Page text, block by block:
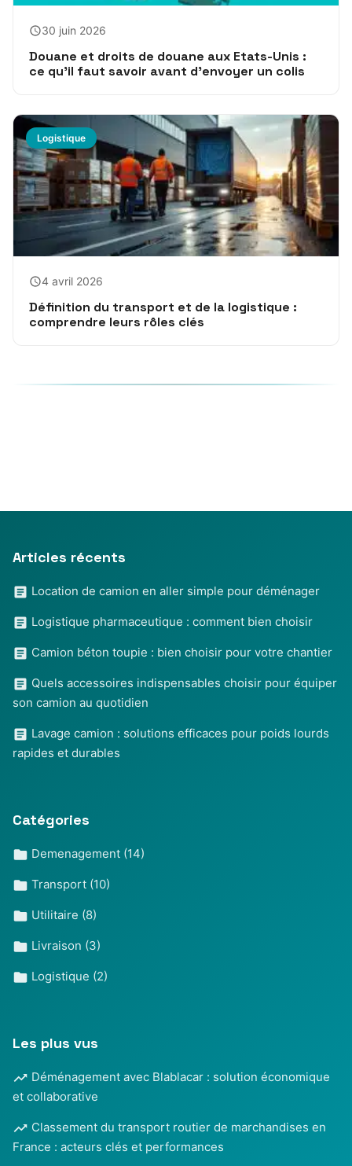
30 juin 2026
Douane et droits de douane aux Etats-Unis :
ce qu’il faut savoir avant d’envoyer un colis
Logistique
4 avril 2026
Définition du transport et de la logistique :
comprendre leurs rôles clés
Articles récents
Location de camion en aller simple pour déménager
Logistique pharmaceutique : comment bien choisir
Camion béton toupie : bien choisir pour votre chantier
Quels accessoires indispensables choisir pour équiper
son camion au quotidien
Lavage camion : solutions efficaces pour poids lourds
rapides et durables
Catégories
Demenagement (14)
Transport (10)
Utilitaire (8)
Livraison (3)
Logistique (2)
Les plus vus
Déménagement avec Blablacar : solution économique
et collaborative
Classement du transport routier de marchandises en
France : acteurs clés et performances